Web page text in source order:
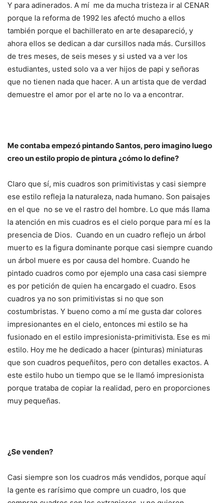
Y para adinerados. A mí me da mucha tristeza ir al CENAR
porque la reforma de 1992 les afectó mucho a ellos
también porque el bachillerato en arte desapareció, y
ahora ellos se dedican a dar cursillos nada más. Cursillos
de tres meses, de seis meses y si usted va a ver los
estudiantes, usted solo va a ver hijos de papi y señoras
que no tienen nada que hacer. A un artista que de verdad
demuestre el amor por el arte no lo va a encontrar.
Me contaba empezó pintando Santos, pero imagino luego
creo un estilo propio de pintura ¿cómo lo define?
Claro que sí, mis cuadros son primitivistas y casi siempre
ese estilo refleja la naturaleza, nada humano. Son paisajes
en el que no se ve el rastro del hombre. Lo que más llama
la atención en mis cuadros es el cielo porque para mí es la
presencia de Dios. Cuando en un cuadro reflejo un árbol
muerto es la figura dominante porque casi siempre cuando
un árbol muere es por causa del hombre. Cuando he
pintado cuadros como por ejemplo una casa casi siempre
es por petición de quien ha encargado el cuadro. Esos
cuadros ya no son primitivistas si no que son
costumbristas. Y bueno como a mí me gusta dar colores
impresionantes en el cielo, entonces mi estilo se ha
fusionado en el estilo impresionista-primitivista. Ese es mi
estilo. Hoy me he dedicado a hacer (pinturas) miniaturas
que son cuadros pequeñitos, pero con detalles exactos. A
este estilo hubo un tiempo que se le llamó impresionista
porque trataba de copiar la realidad, pero en proporciones
muy pequeñas.
¿Se venden?
Casi siempre son los cuadros más vendidos, porque aquí
la gente es rarísimo que compre un cuadro, los que